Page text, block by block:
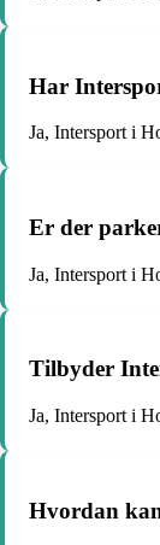
Har
Ja, Intersport i
Er der
Ja, Intersport i
Tilbyder
Ja, Intersport i
Hvordan